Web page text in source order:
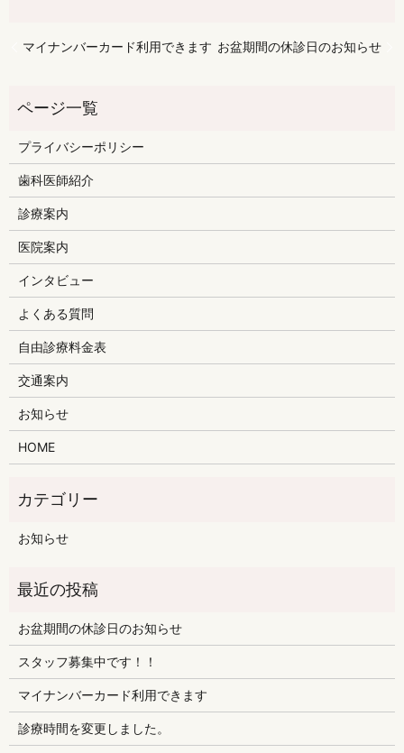
マイナンバーカード利用できます お盆期間の休診日のお知らせ
プライバシーポリシー
歯科医師紹介
診療案内
医院案内
インタビュー
よくある質問
自由診療料金表
交通案内
お知らせ
HOME
お知らせ
お盆期間の休診日のお知らせ
スタッフ募集中です！！
マイナンバーカード利用できます
診療時間を変更しました。